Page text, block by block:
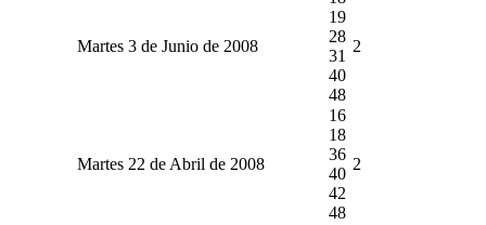
Martes 3 de Junio de 2008
19
28
31
40
48
2
Martes 22 de Abril de 2008
16
18
36
40
42
48
2